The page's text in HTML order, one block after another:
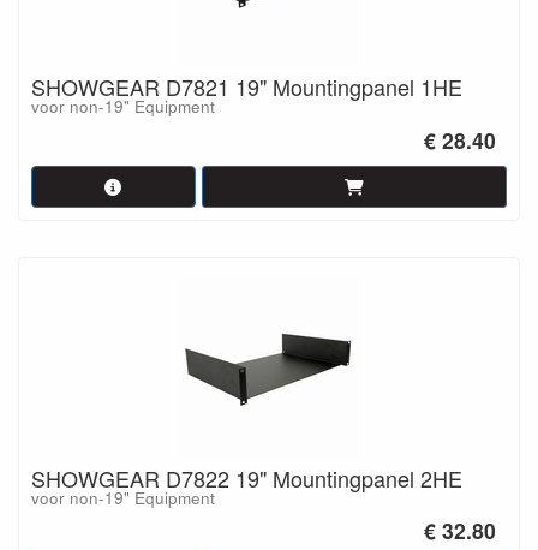
SHOWGEAR D7821 19" Mountingpanel 1HE
voor non-19" Equipment
€ 28.40
SHOWGEAR D7822 19" Mountingpanel 2HE
voor non-19" Equipment
€ 32.80